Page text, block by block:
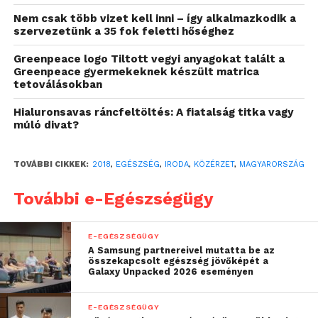
korai haláláért felelős világszerte, de hasonlóan
naponta átlagosan több mint 6 óra ülőmunkát végez
munkahelyén, így harminc év alatt több mint 5 évet
tölt székben ülve. A LUMO Body Tech amerikai
kutatása szerint a dolgozók 60 százaléka tapasztalt
egészségügyi problémát a technológiai eszközök
Nem csak több vizet kell inni – így alkalmazkodik a
szervezetünk a 35 fok feletti hőséghez
Greenpeace logo Tiltott vegyi anyagokat talált a
Greenpeace gyermekeknek készült matrica
tetoválásokban
Hialuronsavas ráncfeltöltés: A fiatalság titka vagy
múló divat?
TOVÁBBI CIKKEK: 2018, EGÉSZSÉG, IRODA, KÖZÉRZET, MAGYARORSZÁG
További e-Egészségügy
E-EGÉSZSÉGÜGY
A Samsung partnereivel mutatta be az
összekapcsolt egészség jövőképét a
Galaxy Unpacked 2026 eseményen
E-EGÉSZSÉGÜGY